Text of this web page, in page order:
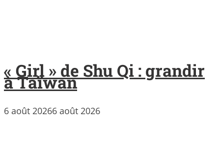
« Girl » de Shu Qi : grandir
à Taïwan
6 août 20266 août 2026